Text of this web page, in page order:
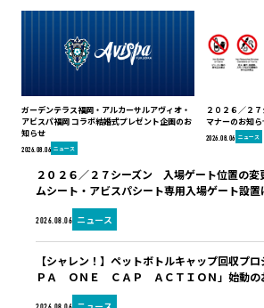
ガーデンテラス福岡・アルカーサルアヴィオ・
アビスパ福岡 コラボ結婚式プレゼント企画のお
知らせ
2026.08.06 ニュース
２０２６／２
マナーのお知ら
2026.08.06 ニュース
2026.08.06 ニュース
２０２６／２７シーズン 入場ゲート位置の変
ムシート・アビスパシート専用入場ゲート設置
【シャレン！】ペットボトルキャップ回収プ
ＰＡ ＯＮＥ ＣＡＰ ＡＣＴＩＯＮ」始動の